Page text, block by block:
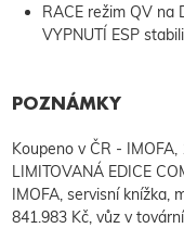
RACE režim QV na
VYPNUTÍ ESP
POZNÁMKY
Koupeno v ČR -
LIMITOVANÁ EDICE
IMOFA, servisní knížka,
841.983 Kč, vůz v